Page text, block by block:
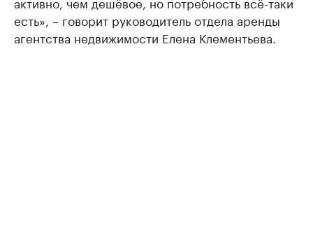
есть», – говорит руководитель отдела аренды
агентства недвижимости Елена Клементьева.